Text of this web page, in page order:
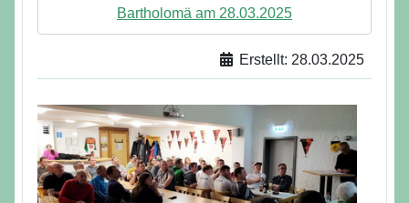
Bartholomä am 28.03.2025
Erstellt: 28.03.2025
Details